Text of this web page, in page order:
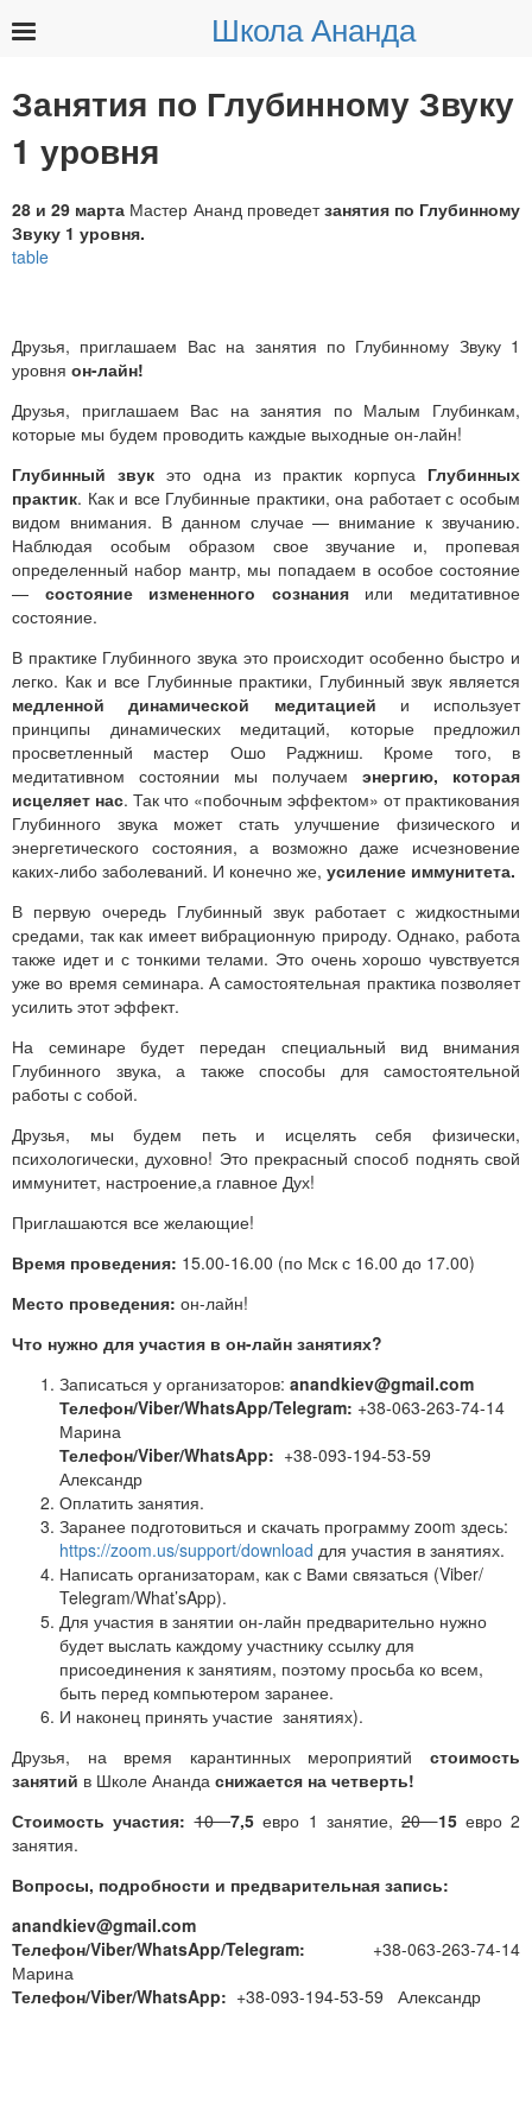
Школа Ананда
Занятия по Глубинному Звуку
1 уровня
28 и 29 марта Мастер Ананд проведетзанятия по Глубинному
Звуку 1 уровня.
Друзья, приглашаем Вас на занятия по Глубинному Звуку 1
уровня он-лайн!
Друзья, приглашаем Вас на занятия по Малым Глубинкам,
которые мы будем проводить каждые выходные он-лайн!
Глубинный звук это одна из практик корпуса Глубинных
практик. Как и все Глубинные практики, она работает с особым
видом внимания. В данном случае — внимание к звучанию.
Наблюдая особым образом свое звучание и, пропевая
определенный набор мантр, мы попадаем в особое состояние
— состояние измененного сознанияили медитативное
состояние.
В практике Глубинного звука это происходит особенно быстро и
легко. Как и все Глубинные практики, Глубинный звук является
медленной динамической медитацией и использует
принципы динамических медитаций, которые предложил
просветленный мастер Ошо Раджниш. Кроме того, в
медитативном состоянии мы получаем энергию, которая
исцеляет нас. Так что «побочным эффектом» от практикования
Глубинного звука может стать улучшение физического и
энергетического состояния, а возможно даже исчезновение
каких-либо заболеваний. И конечно же, усиление иммунитета.
В первую очередь Глубинный звук работает с жидкостными
средами, так как имеет вибрационную природу. Однако, работа
также идет и с тонкими телами. Это очень хорошо чувствуется
уже во время семинара. А самостоятельная практика позволяет
усилить этот эффект.
На семинаре будет передан специальный вид внимания
Глубинного звука, а также способы для самостоятельной
работы с собой.
Друзья, мы будем петь и исцелять себя физически,
психологически, духовно! Это прекрасный способ поднять свой
иммунитет, настроение,а главное Дух!
Приглашаются все желающие!
Время проведения: 15.00-16.00 (по Мск с 16.00 до 17.00)
Место проведения: он-лайн!
Что нужно для участия в он-лайн занятиях?
Записаться у организаторов: anandkiev@gmail.com
Телефон/Viber/WhatsApp/Telegram: +38-063-263-74-14
Марина
Телефон/Viber/WhatsApp: +38-093-194-53-59
Александр
Оплатить занятия.
Заранее подготовиться и скачать программу zoom здесь:
https://zoom.us/support/download для участия в занятиях.
Написать организаторам, как с Вами связаться (Viber/
Telegram/What’sApp).
Для участия в занятии он-лайн предварительно нужно
будет выслать каждому участнику ссылку для
присоединения к занятиям, поэтому просьба ко всем,
быть перед компьютером заранее.
И наконец принять участие занятиях).
Друзья, на время карантинных мероприятий стоимость
занятий в Школе Ананда снижается на четверть!
Стоимость участия: 107,5 евро 1 занятие, 2015евро 2
занятия.
Вопросы, подробности и предварительная запись:
anandkiev@gmail.com
Телефон/Viber/WhatsApp/Telegram: +38-063-263-74-14
Марина
Телефон/Viber/WhatsApp: +38-093-194-53-59 Александр